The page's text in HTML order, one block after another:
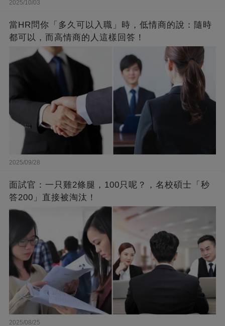
2025/10/03
當HR問你「多久可以入職」時，低情商的說：隨時
都可以，而高情商的人這樣回答！
2025/09/28
面試官：一只雞2條腿，100只呢？，名校碩士「秒
答200」直接被淘汰！
2025/08/25